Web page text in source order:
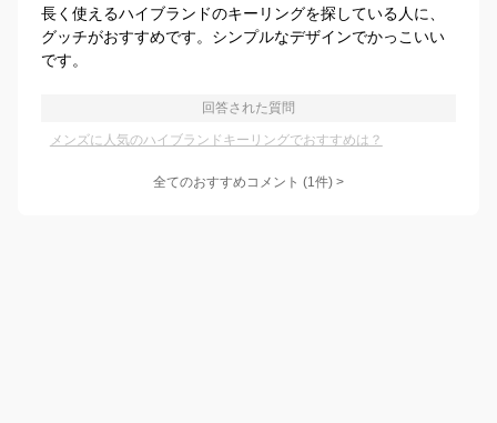
長く使えるハイブランドのキーリングを探している人に、
グッチがおすすめです。シンプルなデザインでかっこいい
です。
回答された質問
メンズに人気のハイブランドキーリングでおすすめは？
全てのおすすめコメント (1件) >